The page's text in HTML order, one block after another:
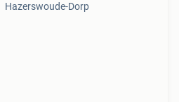
Hazerswoude-Dorp